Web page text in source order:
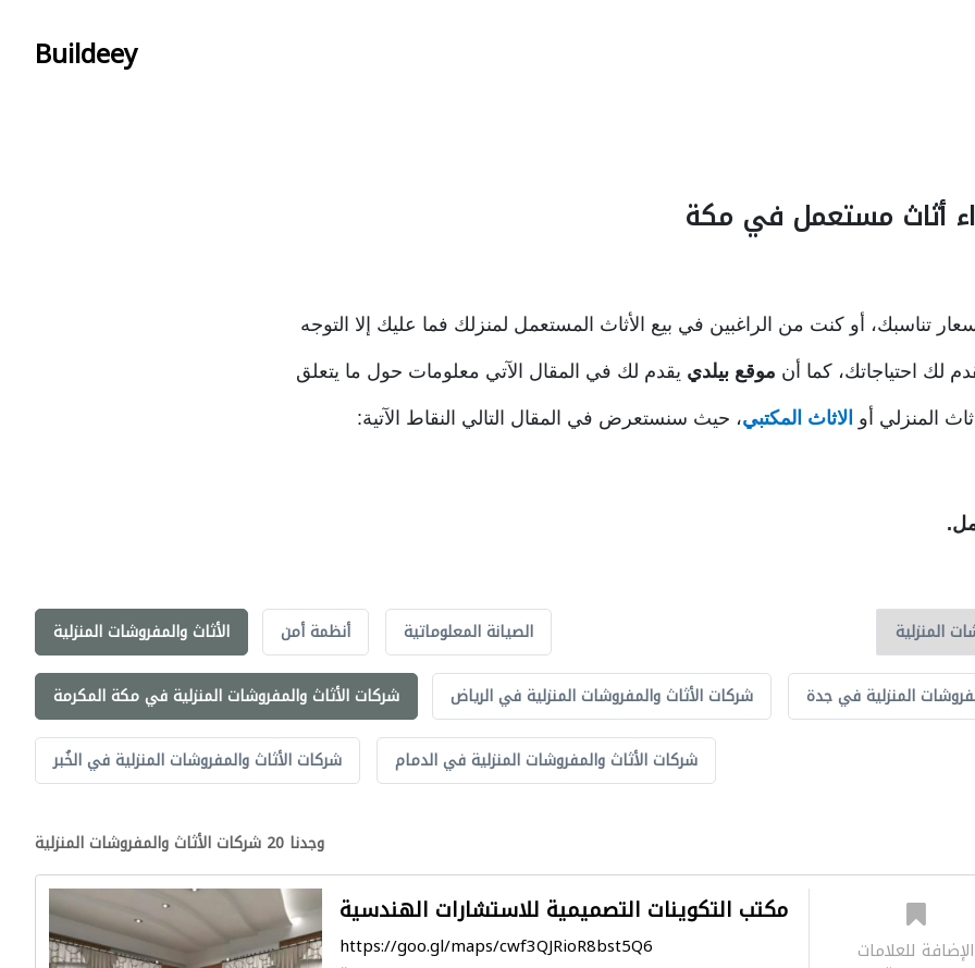
Buildeey
أثاث مستعمل في مكة
تناسبك، أو كنت من الراغبين في بيع الأثاث المستعمل لمنزلك فما عليك إلا التوجه
لك احتياجاتك، كما أن موقع بيلدي يقدم لك في المقال الآتي معلومات حول ما يتعلق
المنزلي أو الاثاث المكتبي، حيث سنستعرض في المقال التالي النقاط الآتية:
الأثاث والمفروشات المنزلية أنظمة أمن الصيانة المعلوماتية
شركات الأثاث والمفروشات المنزلية في مكة المكرمة شركات الأثاث والمفروشات المنزلية في الرياض المنزلية في جدة
شركات الأثاث والمفروشات المنزلية في الخُبر شركات الأثاث والمفروشات المنزلية في الدمام
وجدنا 20 شركات الأثاث والمفروشات المنزلية
مكتب التكوينات التصميمية للاستشارات الهندسية
https://goo.gl/maps/cwf3QJRioR8bst5Q6
الإضافة للعلامات